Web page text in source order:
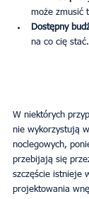
może zmusić
Dostępny
na co cię stać.
W niektórych
nie wykorzystują
noclegowych,
przebijają się
szczęście istnieje
projektowania